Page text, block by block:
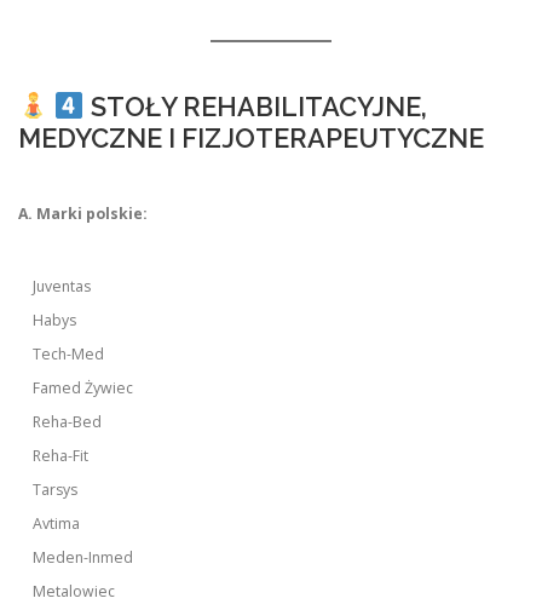
STOŁY REHABILITACYJNE,
MEDYCZNE I FIZJOTERAPEUTYCZNE
A. Marki polskie:
Juventas
Habys
Tech-Med
Famed Żywiec
Reha-Bed
Reha-Fit
Tarsys
Avtima
Meden-Inmed
Metalowiec